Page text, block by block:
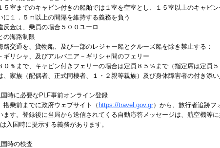
室までのキャビン付きの船舶では１室を空室とし、１５室以上のキャビ
１．５ｍ以上の間隔を維持する義務を負う
金は、乗員の場合５００ユーロ
の海路制限
路交通を、貨物船、及び一部のレジャー船とクルーズ船を除き禁止する：
ギリシャ、及びアルバニア－ギリシャ間のフェリー
％まで、キャビン付きフェリーの場合は定員８５％まで（指定席は定員５
家族（配偶者、正式同棲者、１・２親等親族）及び身体障害者の付き添
時に必要なPLF事前オンライン登録
搭乗前までに政府ウェブサイト（ https://travel.gov.gr）から、旅行者追跡フ
ます。登録後に当局から送信されてくる自動応答メッセージは、航空機等
入国時に提示する義務があります。
時の検査